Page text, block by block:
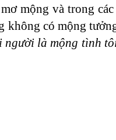
mộng và trong
không có mộng
người là mộng tình